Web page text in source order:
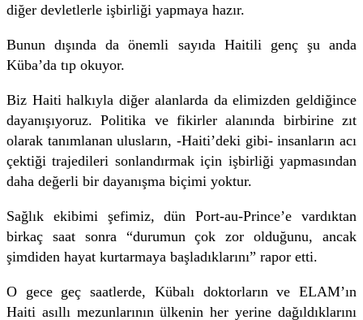
diğer devletlerle işbirliği yapmaya hazır.
Bunun dışında da önemli sayıda Haitili genç şu anda
Küba’da tıp okuyor.
Biz Haiti halkıyla diğer alanlarda da elimizden geldiğince
dayanışıyoruz. Politika ve fikirler alanında birbirine zıt
olarak tanımlanan ulusların, -Haiti’deki gibi- insanların acı
çektiği trajedileri sonlandırmak için işbirliği yapmasından
daha değerli bir dayanışma biçimi yoktur.
Sağlık ekibimi şefimiz, dün Port-au-Prince’e vardıktan
birkaç saat sonra “durumun çok zor olduğunu, ancak
şimdiden hayat kurtarmaya başladıklarını” rapor etti.
O gece geç saatlerde, Kübalı doktorların ve ELAM’ın
Haiti asıllı mezunlarının ülkenin her yerine dağıldıklarını